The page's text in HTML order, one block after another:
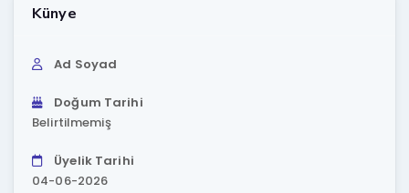
Künye
Ad Soyad
Doğum Tarihi
Belirtilmemiş
Üyelik Tarihi
04-06-2026